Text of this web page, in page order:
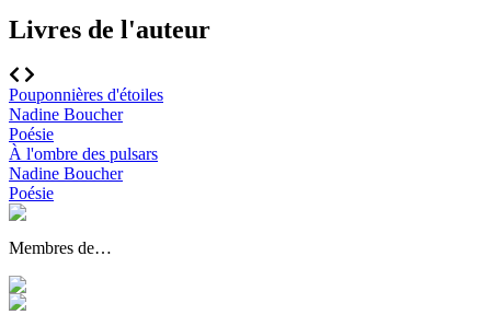
Livres de l'auteur
Pouponnières d'étoiles
Nadine Boucher
Poésie
À l'ombre des pulsars
Nadine Boucher
Poésie
Membres de…